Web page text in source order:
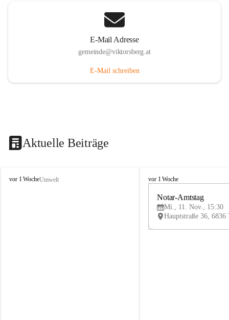
E-Mail Adresse
gemeinde@viktorsberg.at
E-Mail schreiben
Aktuelle Beiträge
V
vor 1 WocheUmwelt
V
vor 1 Woche
Notar-Amtstag
Mi., 11. Nov., 15:30